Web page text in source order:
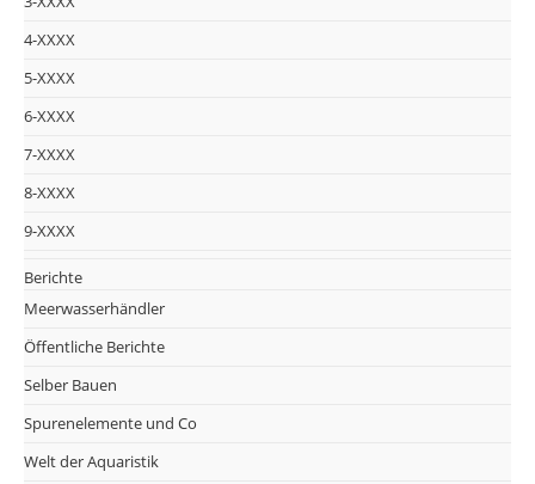
4-XXXX
5-XXXX
6-XXXX
7-XXXX
8-XXXX
9-XXXX
Berichte
Meerwasserhändler
Öffentliche Berichte
Selber Bauen
Spurenelemente und Co
Welt der Aquaristik